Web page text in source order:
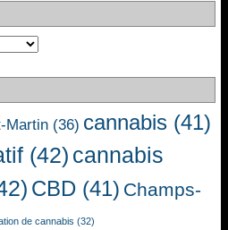
Martin (36) cannabis (41)
(42) cannabis
CBD (41) Champs-
de cannabis (32)